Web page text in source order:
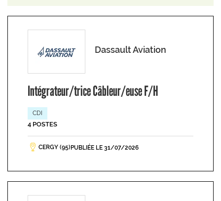
Dassault Aviation
Intégrateur/trice Câbleur/euse F/H
CDI
4 POSTES
CERGY (95) PUBLIÉE LE 31/07/2026